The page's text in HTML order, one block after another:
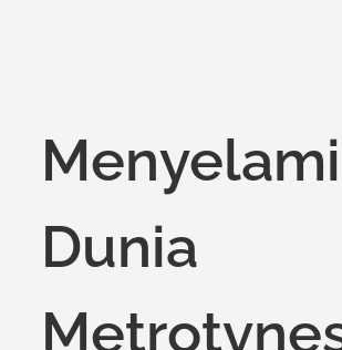
Menyelami
Dunia